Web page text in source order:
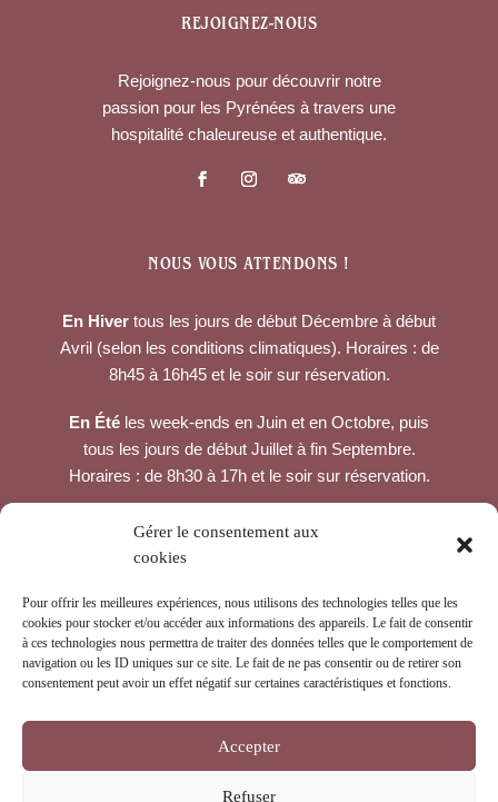
Gérer le consentement aux
cookies
Pour offrir les meilleures expériences, nous utilisons des technologies telles que les
cookies pour stocker et/ou accéder aux informations des appareils. Le fait de consentir
à ces technologies nous permettra de traiter des données telles que le comportement de
navigation ou les ID uniques sur ce site. Le fait de ne pas consentir ou de retirer son
consentement peut avoir un effet négatif sur certaines caractéristiques et fonctions.
Accepter
Refuser
REJOIGNEZ-NOUS
Rejoignez-nous pour découvrir notre
passion pour les Pyrénées à travers une
hospitalité chaleureuse et authentique.
NOUS VOUS ATTENDONS !
En Hiver tous les jours de début Décembre à début
Avril (selon les conditions climatiques). Horaires : de
8h45 à 16h45 et le soir sur réservation.
En Été les week-ends en Juin et en Octobre, puis
tous les jours de début Juillet à fin Septembre.
Horaires : de 8h30 à 17h et le soir sur réservation.
65200 LA MONGIE